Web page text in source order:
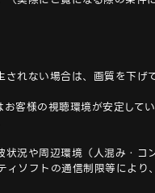
れない場合は、画質を下げ
客様の視聴環境が安定してい
況や周辺環境（人混み・コ
ィソフトの通信制限等により